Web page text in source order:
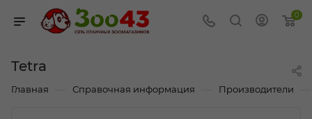
0
Tetra
Главная Справочная информация Производители